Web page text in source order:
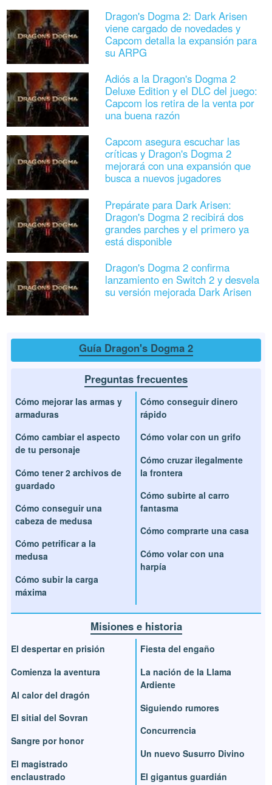
Dragon's Dogma 2: Dark Arisen
viene cargado de novedades y
Capcom detalla la expansión para
su ARPG
Adiós a la Dragon's Dogma 2
Deluxe Edition y el DLC del juego:
Capcom los retira de la venta por
una buena razón
Capcom asegura escuchar las
críticas y Dragon's Dogma 2
mejorará con una expansión que
busca a nuevos jugadores
Prepárate para Dark Arisen:
Dragon's Dogma 2 recibirá dos
grandes parches y el primero ya
está disponible
Dragon's Dogma 2 confirma
lanzamiento en Switch 2 y desvela
su versión mejorada Dark Arisen
Guía Dragon's Dogma 2
Preguntas frecuentes
Cómo mejorar las armas y
armaduras
Cómo cambiar el aspecto
de tu personaje
Cómo tener 2 archivos de
guardado
Cómo conseguir una
cabeza de medusa
Cómo petrificar a la
medusa
Cómo subir la carga
máxima
Cómo conseguir dinero
rápido
Cómo volar con un grifo
Cómo cruzar ilegalmente
la frontera
Cómo subirte al carro
fantasma
Cómo comprarte una casa
Cómo volar con una
harpía
Misiones e historia
El despertar en prisión
Comienza la aventura
Al calor del dragón
El sitial del Sovran
Sangre por honor
El magistrado
enclaustrado
Fiesta del engaño
La nación de la Llama
Ardiente
Siguiendo rumores
Concurrencia
Un nuevo Susurro Divino
El gigantus guardián